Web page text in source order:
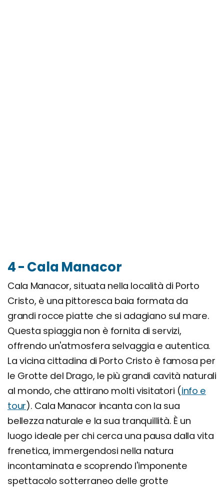
4 - Cala Manacor
Cala Manacor, situata nella località di Porto
Cristo, è una pittoresca baia formata da
grandi rocce piatte che si adagiano sul mare.
Questa spiaggia non è fornita di servizi,
offrendo un'atmosfera selvaggia e autentica.
La vicina cittadina di Porto Cristo è famosa per
le Grotte del Drago, le più grandi cavità naturali
al mondo, che attirano molti visitatori (info e
tour). Cala Manacor incanta con la sua
bellezza naturale e la sua tranquillità. È un
luogo ideale per chi cerca una pausa dalla vita
frenetica, immergendosi nella natura
incontaminata e scoprendo l'imponente
spettacolo sotterraneo delle grotte